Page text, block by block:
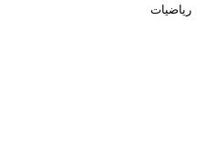
رياضيات